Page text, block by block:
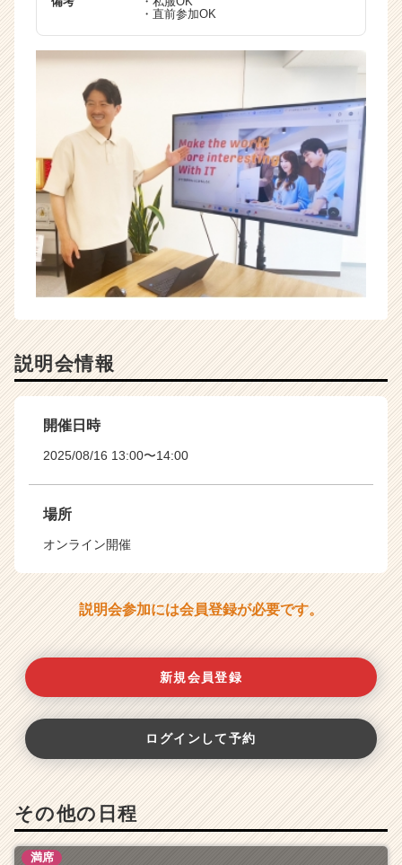
・直前参加OK
説明会情報
開催日時
2025/08/16 13:00〜14:00
場所
オンライン開催
説明会参加には会員登録が必要です。
新規会員登録
ログインして予約
その他の日程
満席